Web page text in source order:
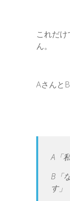
これだ
ん。
Aさんと
A「
B「
す」